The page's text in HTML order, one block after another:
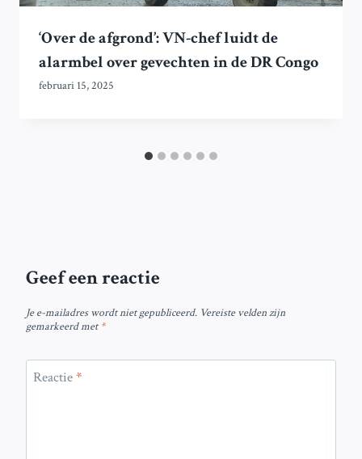
‘Over de afgrond’: VN-chef luidt de
alarmbel over gevechten in de DR Congo
februari 15, 2025
Geef een reactie
Je e-mailadres wordt niet gepubliceerd. Vereiste velden zijn
gemarkeerd met*
Reactie*